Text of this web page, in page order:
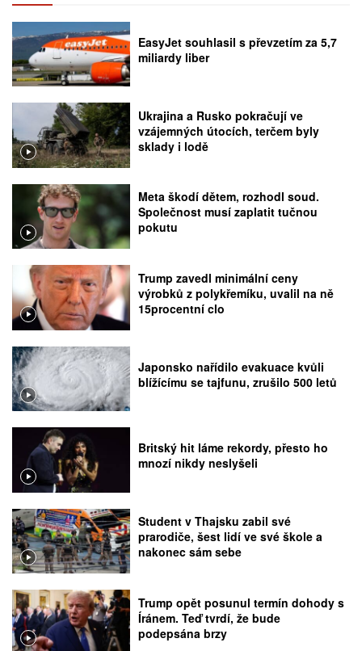
EasyJet souhlasil s převzetím za 5,7
miliardy liber
Ukrajina a Rusko pokračují ve
vzájemných útocích, terčem byly
sklady i lodě
Meta škodí dětem, rozhodl soud.
Společnost musí zaplatit tučnou
pokutu
Trump zavedl minimální ceny
výrobků z polykřemíku, uvalil na ně
15procentní clo
Japonsko nařídilo evakuace kvůli
blížícímu se tajfunu, zrušilo 500 letů
Britský hit láme rekordy, přesto ho
mnozí nikdy neslyšeli
Student v Thajsku zabil své
prarodiče, šest lidí ve své škole a
nakonec sám sebe
Trump opět posunul termín dohody s
Íránem. Teď tvrdí, že bude
podepsána brzy